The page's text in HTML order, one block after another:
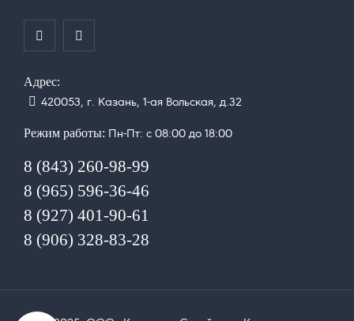
 
Адрес:
420053, г. Казань, 1-ая Вольская, д.32
Режим работы: Пн-Пт: с 08:00 до 18:00
8 (843) 260-98-99
8 (965) 596-36-46
8 (927) 401-90-61
8 (906) 328-83-28